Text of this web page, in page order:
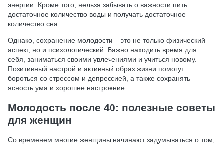
энергии. Кроме того, нельзя забывать о важности пить
достаточное количество воды и получать достаточное
количество сна.
Однако, сохранение молодости – это не только физический
аспект, но и психологический. Важно находить время для
себя, заниматься своими увлечениями и учиться новому.
Позитивный настрой и активный образ жизни помогут
бороться со стрессом и депрессией, а также сохранять
ясность ума и хорошее настроение.
Молодость после 40: полезные советы
для женщин
Со временем многие женщины начинают задумываться о том,